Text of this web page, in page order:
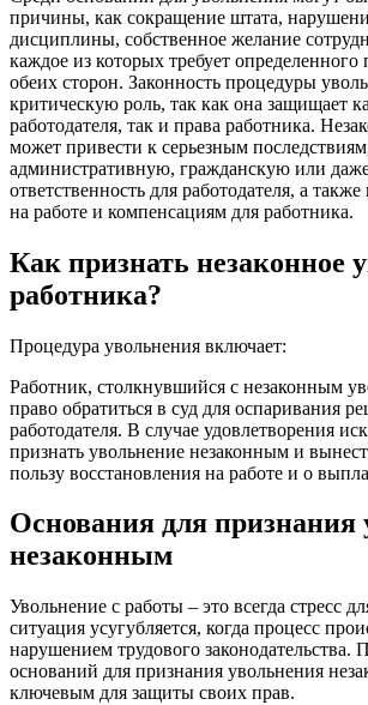
причины, как сокращение штата,
дисциплины, собственное желание
каждое из которых требует определенного
обеих сторон. Законность процедуры
критическую роль, так как она защищает
работодателя, так и права работника.
может привести к серьезным
административную, гражданскую или
ответственность для работодателя, а
на работе и компенсациям для работника.
Как признать незаконное
работника?
Процедура увольнения включает:
Работник, столкнувшийся с незаконным
право обратиться в суд для оспаривания
работодателя. В случае удовлетворения
признать увольнение незаконным и
пользу восстановления на работе и о
Основания для признания
незаконным
Увольнение с работы – это всегда стресс
ситуация усугубляется, когда процесс
нарушением трудового законодательства.
оснований для признания увольнения
ключевым для защиты своих прав.